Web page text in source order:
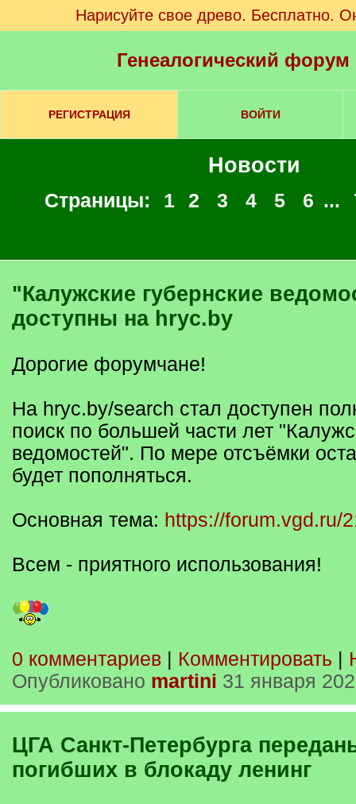
Нарисуйте свое древо. Бесплатно.
Генеалогический
РЕГИСТРАЦИЯ ВОЙТИ
Новости
Страницы: 1 2 3 4 5 6 ...
"Калужские губернские ведомости" стали
доступны на hryc.by
Дорогие форумчане!
На hryc.by/search стал доступен
поиск по большей части лет
ведомостей". По мере отсъёмки
будет пополняться.
Основная тема: https://forum.vgd.ru/
Всем - приятного использования!
0 комментариев Комментировать
Опубликовано martini 31 января
ЦГА Санкт‑Петербурга переданы дела
погибших в блокаду ленинг